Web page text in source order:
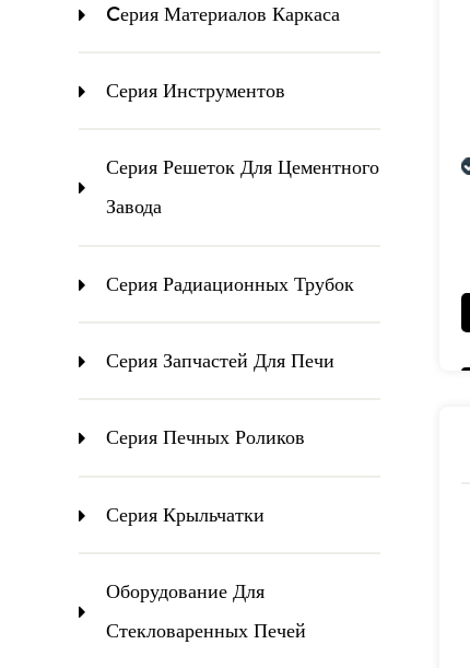
Cерия Материалов Каркаса
Серия Инструментов
Серия Решеток Для Цементного
Завода
Серия Радиационных Трубок
Серия Запчастей Для Печи
Серия Печных Роликов
Серия Крыльчатки
Оборудование Для
Стекловаренных Печей